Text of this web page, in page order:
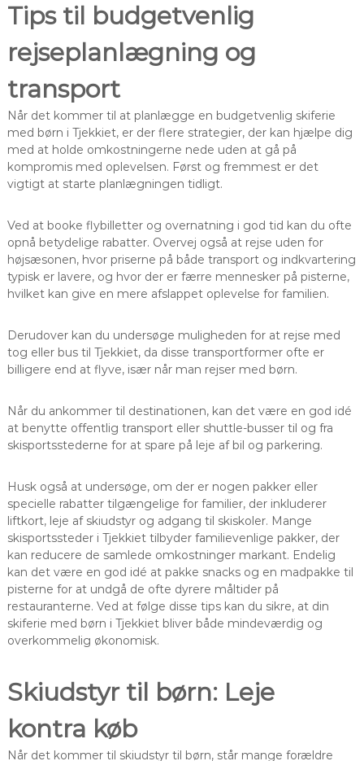
Tips til budgetvenlig
rejseplanlægning og
transport
Når det kommer til at planlægge en budgetvenlig skiferie
med børn i Tjekkiet, er der flere strategier, der kan hjælpe dig
med at holde omkostningerne nede uden at gå på
kompromis med oplevelsen. Først og fremmest er det
vigtigt at starte planlægningen tidligt.
Ved at booke flybilletter og overnatning i god tid kan du ofte
opnå betydelige rabatter. Overvej også at rejse uden for
højsæsonen, hvor priserne på både transport og indkvartering
typisk er lavere, og hvor der er færre mennesker på pisterne,
hvilket kan give en mere afslappet oplevelse for familien.
Derudover kan du undersøge muligheden for at rejse med
tog eller bus til Tjekkiet, da disse transportformer ofte er
billigere end at flyve, især når man rejser med børn.
Når du ankommer til destinationen, kan det være en god idé
at benytte offentlig transport eller shuttle-busser til og fra
skisportsstederne for at spare på leje af bil og parkering.
Husk også at undersøge, om der er nogen pakker eller
specielle rabatter tilgængelige for familier, der inkluderer
liftkort, leje af skiudstyr og adgang til skiskoler. Mange
skisportssteder i Tjekkiet tilbyder familievenlige pakker, der
kan reducere de samlede omkostninger markant. Endelig
kan det være en god idé at pakke snacks og en madpakke til
pisterne for at undgå de ofte dyrere måltider på
restauranterne. Ved at følge disse tips kan du sikre, at din
skiferie med børn i Tjekkiet bliver både mindeværdig og
overkommelig økonomisk.
Skiudstyr til børn: Leje
kontra køb
Når det kommer til skiudstyr til børn, står mange forældre